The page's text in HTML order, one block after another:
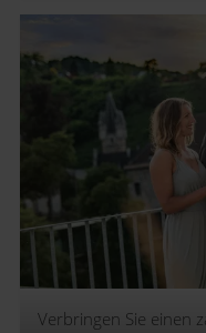
Verbringen Sie einen